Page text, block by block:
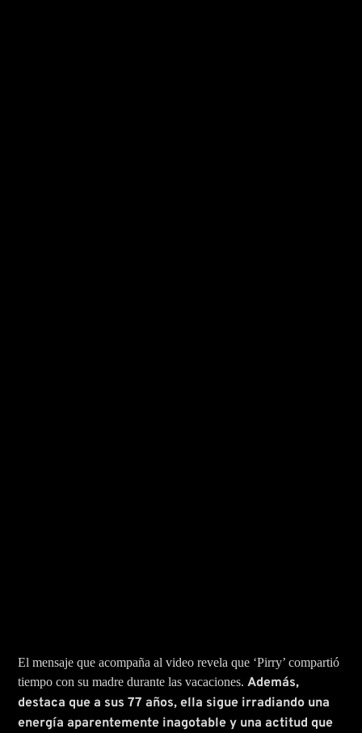
El mensaje que acompaña al video revela que ‘Pirry’ compartió
tiempo con su madre durante las vacaciones. Además,
destaca que a sus 77 años, ella sigue irradiando una
energía aparentemente inagotable y una actitud que